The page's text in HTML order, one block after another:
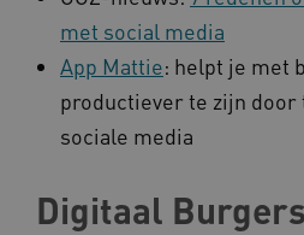
met social media
App Mattie: helpt je met
productiever te zijn
sociale media
Digitaal
AWSALBCORS